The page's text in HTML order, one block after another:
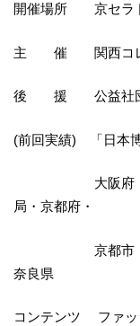
開催場所 京セラ
主 催 関西コレ
後 援 公益社団法
(前回実績) 「日本
大阪府・大阪
局・京都府・
京都市 ・京都
奈良県
コンテンツ ファッ